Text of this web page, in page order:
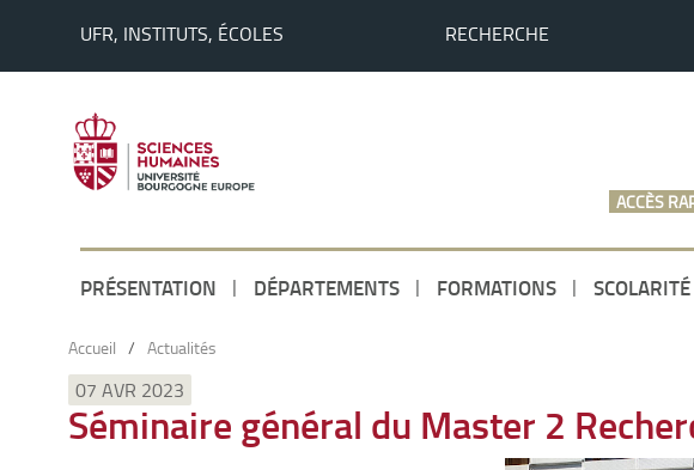
UFR, INSTITUTS, ÉCOLES RECHERCHE
ACCÈS
PRÉSENTATION DÉPARTEMENTS FORMATIONS SCOLARITÉ
Accueil / Actualités
07 AVR 2023
Séminaire général du Master 2